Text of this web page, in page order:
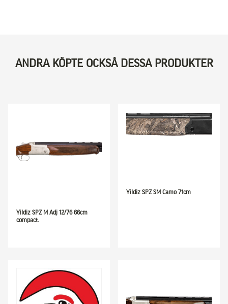
ANDRA KÖPTE OCKSÅ DESSA PRODUKTER
Yildiz SPZ M Adj 12/76 66cm
compact.
Yildiz SPZ SM Camo 71cm